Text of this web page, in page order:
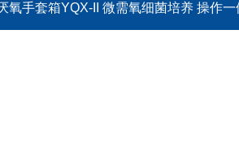
氧手套箱YQX-II 微需氧细菌培养 操作一